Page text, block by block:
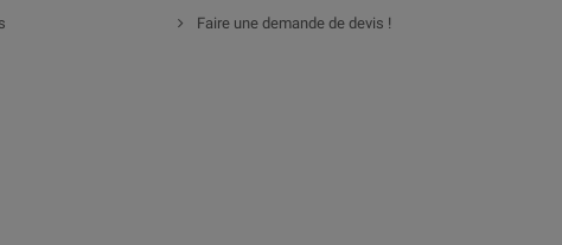
Faire une demande de devis !